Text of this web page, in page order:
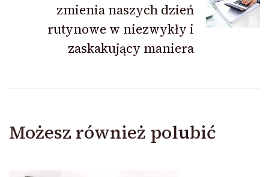
zmienia naszych dzień
rutynowe w niezwykły i
zaskakujący maniera
Możesz również polubić